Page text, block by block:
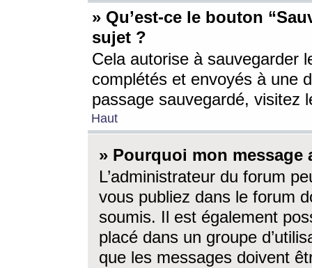
» Qu’est-ce le bouton
sujet ?
Cela autorise à sauvegarder
complétés et envoyés à une
passage sauvegardé, visitez
Haut
» Pourquoi mon message
L’administrateur du forum
vous publiez dans le forum
soumis. Il est également
placé dans un groupe
que les messages doivent